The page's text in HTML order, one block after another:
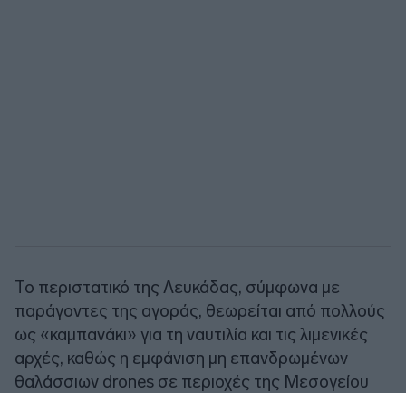
Το περιστατικό της Λευκάδας, σύμφωνα με
παράγοντες της αγοράς, θεωρείται από πολλούς
ως «καμπανάκι» για τη ναυτιλία και τις λιμενικές
αρχές, καθώς η εμφάνιση μη επανδρωμένων
θαλάσσιων drones σε περιοχές της Μεσογείου